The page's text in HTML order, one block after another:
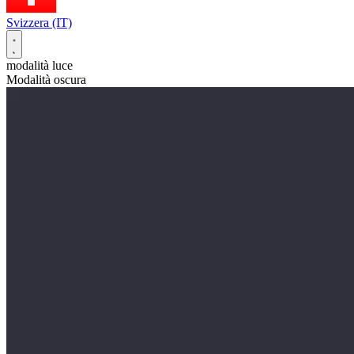
Svizzera (IT)
modalità luce
Modalità oscura